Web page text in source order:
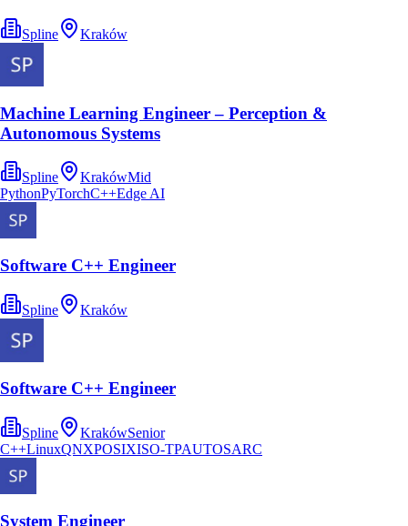
Spline Kraków
Machine Learning Engineer – Perception &
Autonomous Systems
Spline KrakówMid
PythonPyTorchC++Edge AI
Software C++ Engineer
Spline Kraków
Software C++ Engineer
Spline KrakówSenior
C++LinuxQNXPOSIXISO-TPAUTOSARC
System Engineer